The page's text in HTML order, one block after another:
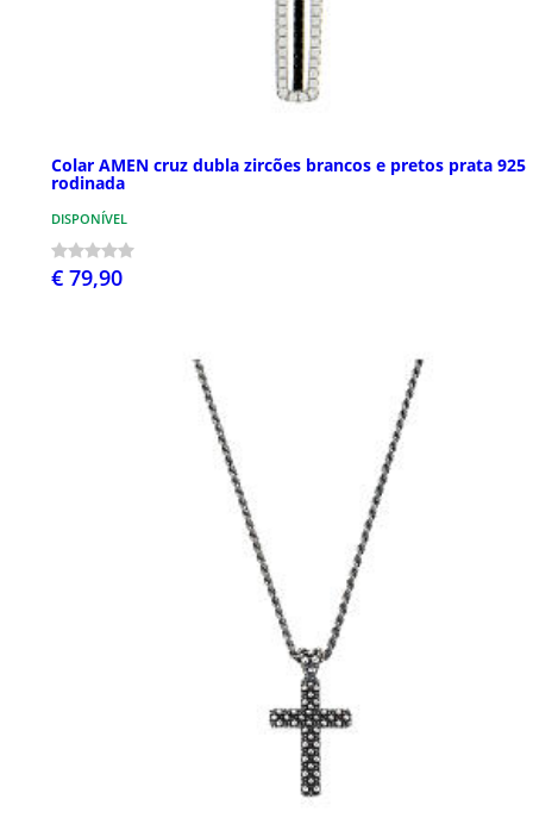
Colar AMEN cruz dubla zircões brancos e pretos prata 925
rodinada
DISPONÍVEL
€ 79,90